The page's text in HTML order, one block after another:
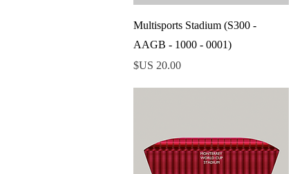
العرض السريع
Multisports Stadium (S300 -
AAGB - 1000 - 0001)
السعر